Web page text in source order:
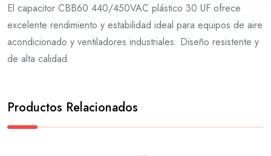
El capacitor CBB60 440/450VAC plástico 30 UF ofrece
excelente rendimiento y estabilidad ideal para equipos de aire
acondicionado y ventiladores industriales. Diseño resistente y
de alta calidad.
Productos Relacionados